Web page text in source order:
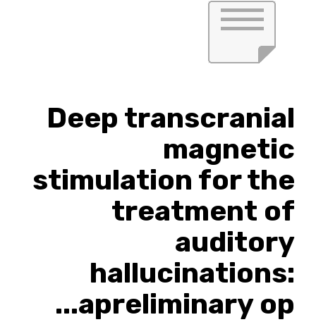
Deep transcranial
magnetic
stimulation for the
treatment of
auditory
hallucinations:
apreliminary op...